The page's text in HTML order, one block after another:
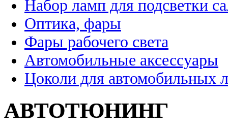
Набор ламп для подсветки
Оптика, фары
Фары рабочего света
Автомобильные аксессуары
Цоколи для автомобильных
АВТОТЮНИНГ